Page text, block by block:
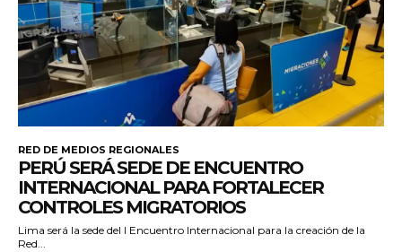
RED DE MEDIOS REGIONALES
PERÚ SERÁ SEDE DE ENCUENTRO
INTERNACIONAL PARA FORTALECER
CONTROLES MIGRATORIOS
Lima será la sede del I Encuentro Internacional para la creación de la
Red...